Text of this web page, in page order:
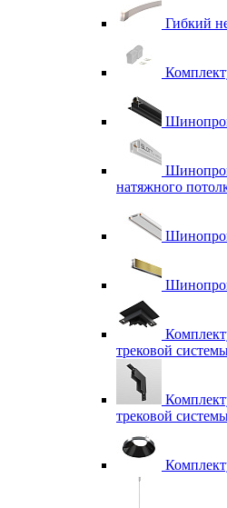
Гибкий
натяжного
трековой
трековой